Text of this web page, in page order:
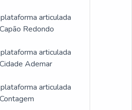
articulada
Redondo
articulada
Ademar
articulada